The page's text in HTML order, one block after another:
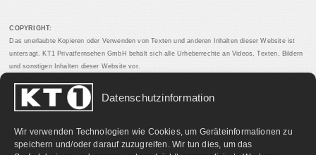
Datenschutzinformation
Wir verwenden Technologien wie Cookies, um Geräteinformationen zu
speichern und/oder darauf zuzugreifen. Wir tun dies, um das
COPYRIGHT:
Das unerlaubte Kopieren oder Verwenden von Texten und anderen Inhalten dieser Website ist
untersagt. KT1 Privatfernsehen GmbH behält sich alle Urheberrechte an Videos, Texten, Bildern
und sonstigen Inhalten dieser Website vor.
PARTNERLINKS: